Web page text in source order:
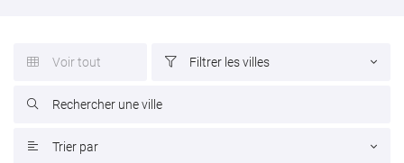
 Adresse email de réception
l'adresse email indiqué ci-dessus. Vous pouvez vous désinscrire à tout moment en
utilisant
 Voir tout  Filtrer les villes

 Trier par